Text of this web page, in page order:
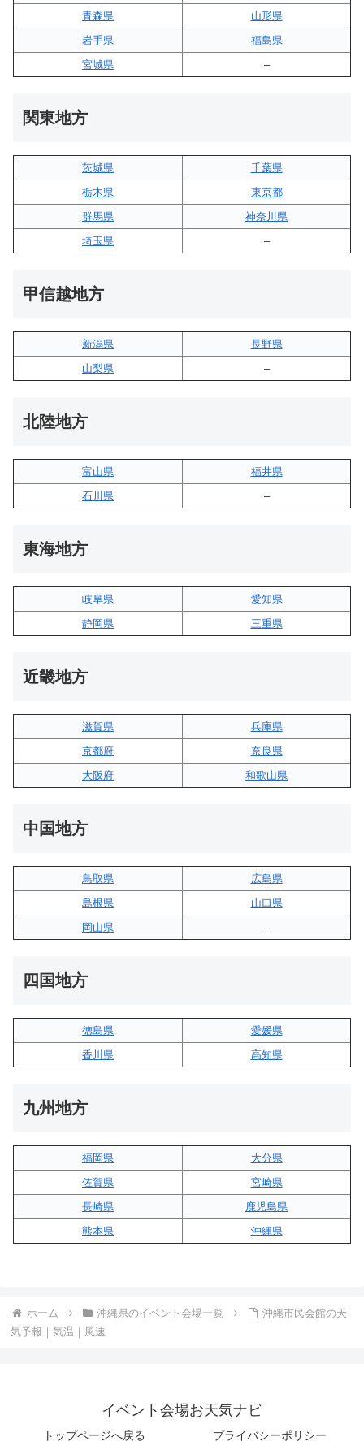
青森県
山形県
岩手県
福島県
宮城県
–
関東地方
茨城県
千葉県
栃木県
東京都
群馬県
神奈川県
埼玉県
–
甲信越地方
新潟県
長野県
山梨県
–
北陸地方
富山県
福井県
石川県
–
東海地方
岐阜県
愛知県
静岡県
三重県
近畿地方
滋賀県
兵庫県
京都府
奈良県
大阪府
和歌山県
中国地方
鳥取県
広島県
島根県
山口県
岡山県
–
四国地方
徳島県
愛媛県
香川県
高知県
九州地方
福岡県
大分県
佐賀県
宮崎県
長崎県
鹿児島県
熊本県
沖縄県
ホーム 沖縄県のイベント会場一覧
沖縄市民会館の天
気予報｜気温｜風速
イベント会場お天気ナビ
トップページへ戻る プライバシーポリシー